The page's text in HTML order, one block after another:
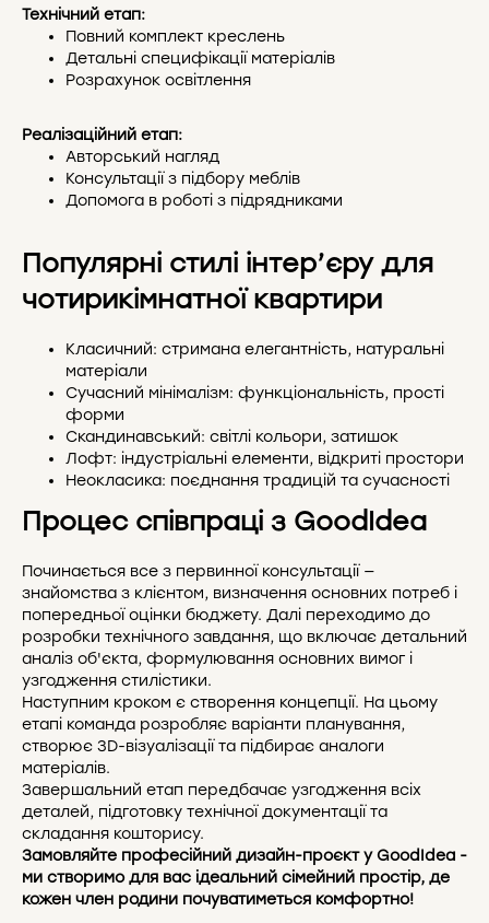
Технічний етап:
Повний комплект креслень
Детальні специфікації матеріалів
Розрахунок освітлення
Реалізаційний етап:
Авторський нагляд
Консультації з підбору меблів
Допомога в роботі з підрядниками
Популярні стилі інтер’єру для
чотирикімнатної квартири
Класичний: стримана елегантність, натуральні
матеріали
Сучасний мінімалізм: функціональність, прості
форми
Скандинавський: світлі кольори, затишок
Лофт: індустріальні елементи, відкриті простори
Неокласика: поєднання традицій та сучасності
Процес співпраці з GoodIdea
Починається все з первинної консультації —
знайомства з клієнтом, визначення основних потреб і
попередньої оцінки бюджету. Далі переходимо до
розробки технічного завдання, що включає детальний
аналіз об'єкта, формулювання основних вимог і
узгодження стилістики.
Наступним кроком є створення концепції. На цьому
етапі команда розробляє варіанти планування,
створює 3D-візуалізації та підбирає аналоги
матеріалів.
Завершальний етап передбачає узгодження всіх
деталей, підготовку технічної документації та
складання кошторису.
Замовляйте професійний дизайн-проєкт у GoodIdea -
ми створимо для вас ідеальний сімейний простір, де
кожен член родини почуватиметься комфортно!